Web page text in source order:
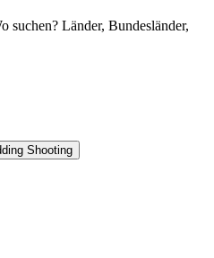
suchen? Länder, Bundesländer,
Shooting